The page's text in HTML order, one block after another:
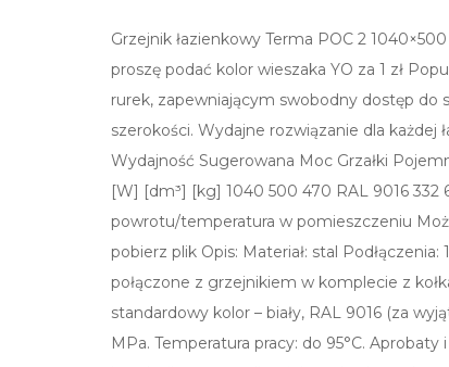
Grzejnik łazienkowy Terma POC 2
proszę podać kolor wieszaka YO za 1 zł
rurek, zapewniającym swobodny dostęp do
szerokości. Wydajne rozwiązanie dla każdej
Wydajność Sugerowana Moc Grzałki
[W] [dm³] [kg] 1040 500 470 RAL 9016 332
powrotu/temperatura w pomieszczeniu
pobierz plik Opis: Materiał: stal
połączone z grzejnikiem w komplecie z
standardowy kolor – biały, RAL 9016 (za
MPa. Temperatura pracy: do 95°C.